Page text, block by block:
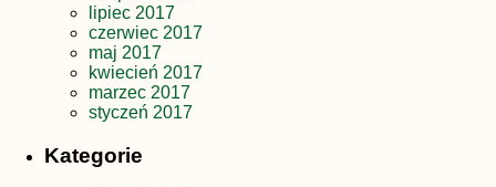
lipiec 2017
czerwiec 2017
maj 2017
kwiecień 2017
marzec 2017
styczeń 2017
Kategorie